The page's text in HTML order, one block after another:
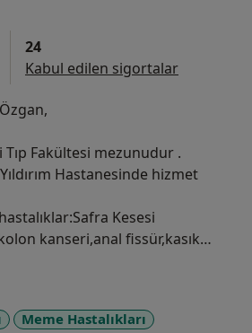
24
Kabul edilen sigortalar
Fakültesi mezunudur .
Hastanesinde hizmet
Kesesi
kanseri,anal fissür,kasık
gibidir.
Meme Hastalıkları